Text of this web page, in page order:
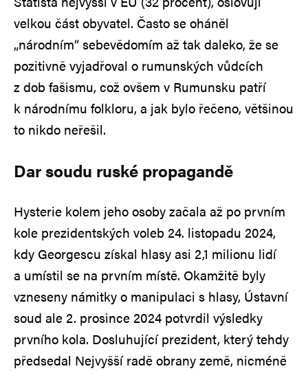
velkou část obyvatel. Často se oháněl
„národním“ sebevědomím až tak daleko, že se
pozitivně vyjadřoval o rumunských vůdcích
z dob fašismu, což ovšem v Rumunsku patří
k národnímu folkloru, a jak bylo řečeno, většinou
to nikdo neřešil.
Dar soudu ruské propagandě
Hysterie kolem jeho osoby začala až po prvním
kole prezidentských voleb 24. listopadu 2024,
kdy Georgescu získal hlasy asi 2,1 milionu lidí
a umístil se na prvním místě. Okamžitě byly
vzneseny námitky o manipulaci s hlasy, Ústavní
soud ale 2. prosince 2024 potvrdil výsledky
prvního kola. Dosluhující prezident, který tehdy
předsedal Nejvyšší radě obrany země, nicméně